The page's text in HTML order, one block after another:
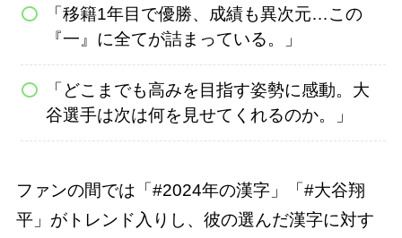
「移籍1年目で優勝、成績も異次元…この
『一』に全てが詰まっている。」
「どこまでも高みを目指す姿勢に感動。大
谷選手は次は何を見せてくれるのか。」
ファンの間では「#2024年の漢字」「#大谷翔
平」がトレンド入りし、彼の選んだ漢字に対す